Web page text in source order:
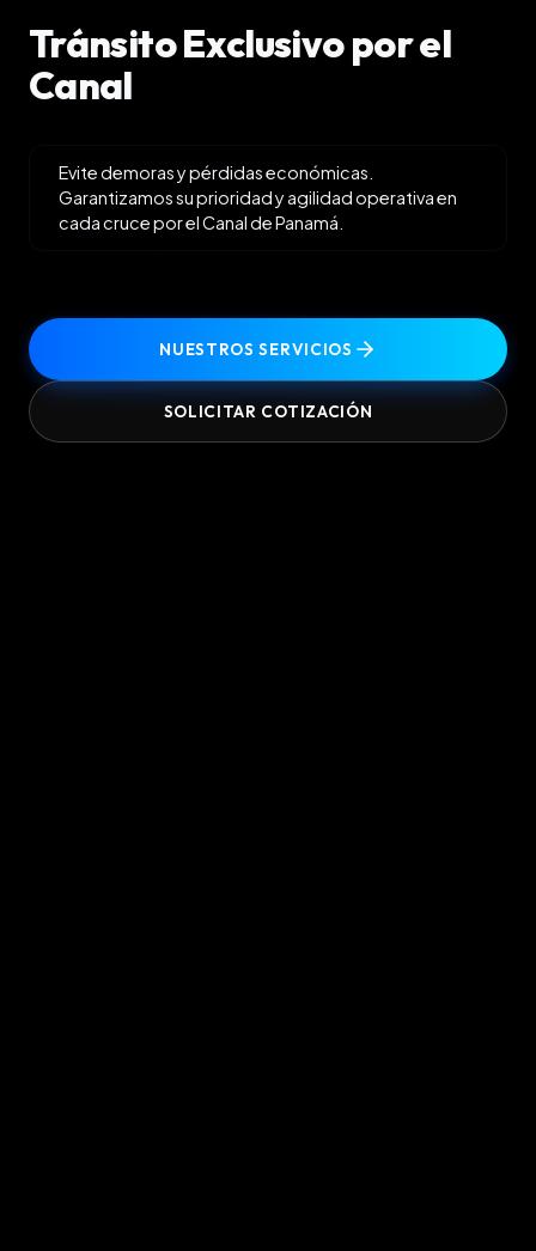
TránsitoExclusivoporel
Canal
Evite demoras y pérdidas económicas.
Garantizamos su prioridad y agilidad operativa en
cada cruce por el Canal de Panamá.
NUESTROS SERVICIOS
SOLICITAR COTIZACIÓN